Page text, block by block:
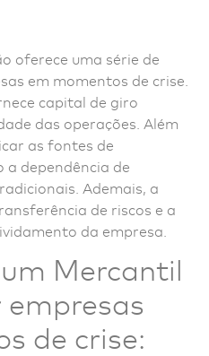
oferece uma série de
em momentos de crise.
capital de giro
das operações. Além
as fontes de
dependência de
Ademais, a
de riscos e a
da empresa.
Mercantil
empresas
de crise: